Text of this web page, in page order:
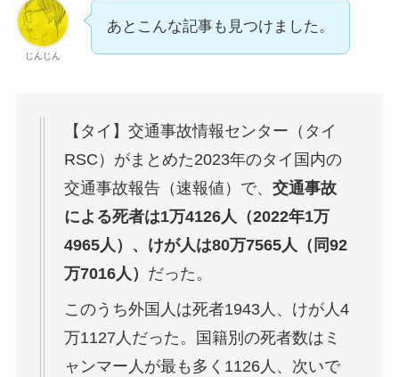
じんじん
あとこんな記事も見つけました。
【タイ】交通事故情報センター（タイ
RSC）がまとめた2023年のタイ国内の
交通事故報告（速報値）で、 交通事故
による死者は1万4126人（2022年1万
4965人）、けが人は80万7565人（同92
万7016人） だった。
このうち外国人は死者1943人、けが人4
万1127人だった。国籍別の死者数はミ
ャンマー人が最も多く1126人、次いで